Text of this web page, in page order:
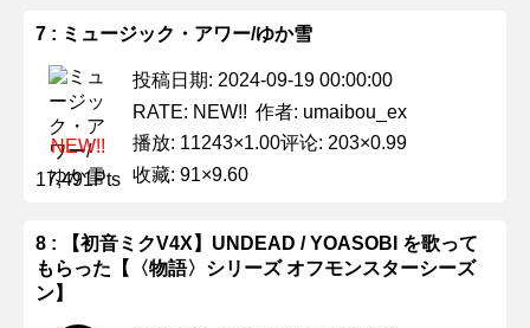
7 : ミュージック・アワー/ゆか雪
NEW!!
17,491Pts
投稿日期: 2024-09-19 00:00:00
RATE: NEW!! 作者: umaibou_ex
播放: 11243×1.00评论: 203×0.99
收藏: 91×9.60
8 : 【初音ミクV4X】UNDEAD / YOASOBI を歌って
もらった【〈物語〉シリーズ オフモンスターシーズ
ン】